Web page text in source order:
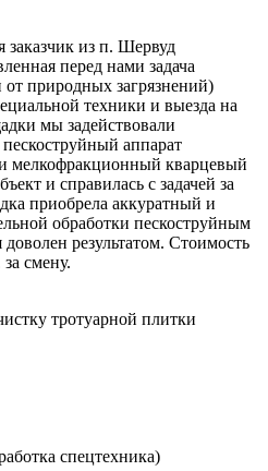
из п. Шервуд
перед нами задача
природных загрязнений)
техники и выезда на
мы задействовали
аппарат
мелкофракционный кварцевый
и справилась с задачей за
приобрела аккуратный и
обработки пескоструйным
результатом. Стоимость
смену.
тротуарной плитки